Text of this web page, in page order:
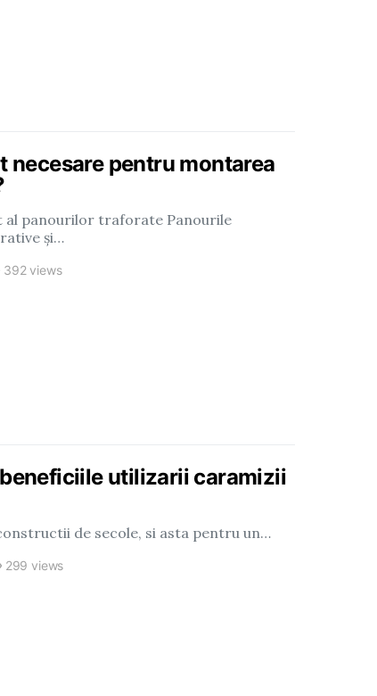
necesare pentru montarea
panourilor traforate Panourile
și…
392 views
utilizarii caramizii
de secole, si asta pentru un…
299 views